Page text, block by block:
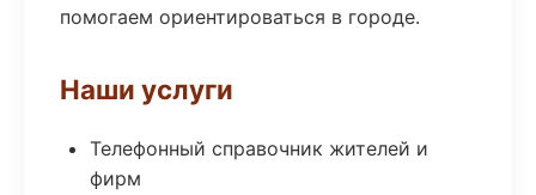
помогаем ориентироваться в городе.
Наши услуги
Телефонный справочник жителей и
фирм